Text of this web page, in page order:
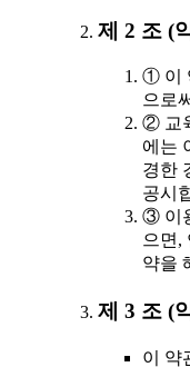
제 2 조 (
① 이
으로
② 교
에는
경한
공시
③ 이
으면,
약을
제 3 조 (
이 약